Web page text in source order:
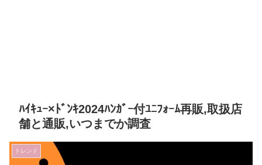
ﾊｲｷｭｰ×ﾄﾞﾝｷ2024ﾊﾝｶﾞｰ付ﾕﾆﾌｫｰﾑ再販,取扱店
舗と通販,いつまでか調査
トレンド